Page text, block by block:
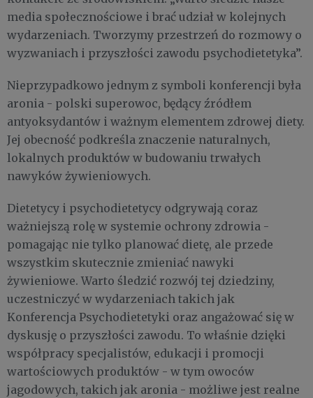
media społecznościowe i brać udział w kolejnych
wydarzeniach. Tworzymy przestrzeń do rozmowy o
wyzwaniach i przyszłości zawodu psychodietetyka”.
Nieprzypadkowo jednym z symboli konferencji była
aronia - polski superowoc, będący źródłem
antyoksydantów i ważnym elementem zdrowej diety.
Jej obecność podkreśla znaczenie naturalnych,
lokalnych produktów w budowaniu trwałych
nawyków żywieniowych.
Dietetycy i psychodietetycy odgrywają coraz
ważniejszą rolę w systemie ochrony zdrowia -
pomagając nie tylko planować dietę, ale przede
wszystkim skutecznie zmieniać nawyki
żywieniowe. Warto śledzić rozwój tej dziedziny,
uczestniczyć w wydarzeniach takich jak
Konferencja Psychodietetyki oraz angażować się w
dyskusję o przyszłości zawodu. To właśnie dzięki
współpracy specjalistów, edukacji i promocji
wartościowych produktów - w tym owoców
jagodowych, takich jak aronia - możliwe jest realne